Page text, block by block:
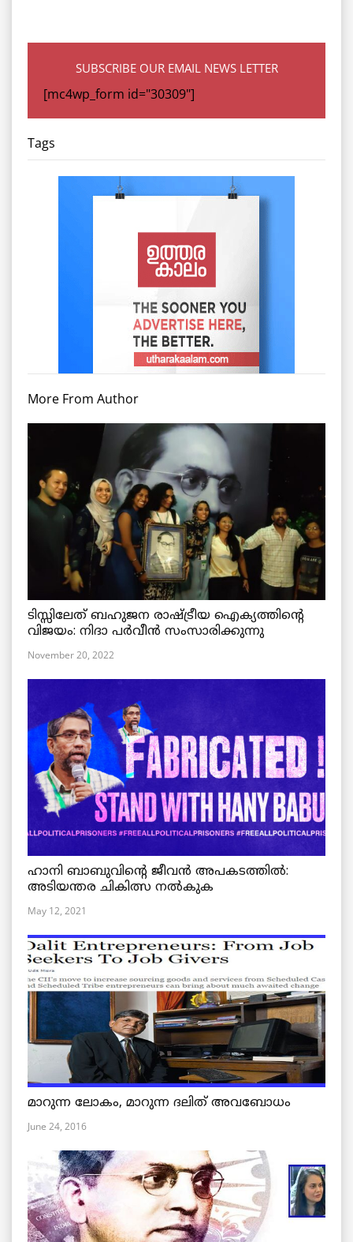
SUBSCRIBE OUR EMAIL NEWS LETTER
[mc4wp_form id="30309"]
Tags
More From Author
ടിസ്സിലേത് ബഹുജന രാഷ്ട്രീയ ഐക്യത്തിന്റെ
വിജയം: നിദാ പർവീൻ സംസാരിക്കുന്നു
November 20, 2022
ഹാനി ബാബുവിന്റെ ജീവൻ അപകടത്തിൽ:
അടിയന്തര ചികിത്സ നൽകുക
May 12, 2021
മാറുന്ന ലോകം, മാറുന്ന ദലിത് അവബോധം
June 24, 2016